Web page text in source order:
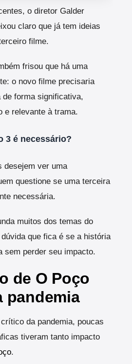
o diretor Galder
claro que já tem ideias
filme.
frisou que há uma
o novo filme precisaria
forma significativa,
e relevante à trama.
3 é necessário?
desejem ver uma
questione se uma terceira
necessária.
muitos dos temas do
que fica é se a história
sem perder seu impacto.
de O Poço
pandemia
da pandemia, poucas
tiveram tanto impacto
.